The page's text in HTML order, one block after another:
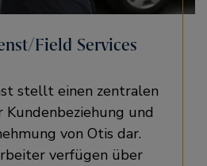
Field Services
stellt einen zentralen
Kundenbeziehung und
von Otis dar.
verfügen über